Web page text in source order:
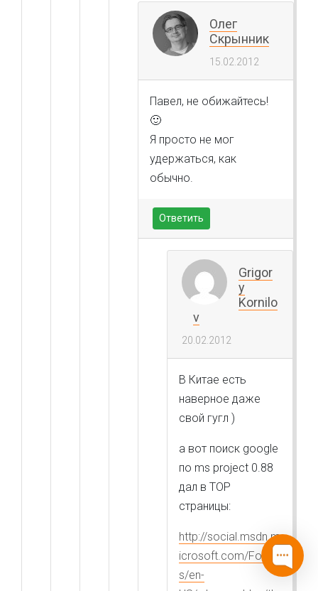
Олег
Скрынник
15.02.2012
Павел, не обижайтесь!
🙂
Я просто не мог
удержаться, как
обычно.
Ответить
Grigor
y
Kornilo
v
20.02.2012
В Китае есть
наверное даже
свой гугл )
а вот поиск google
по ms project 0.88
дал в TOP
страницы:
http://social.msdn.m
icrosoft.com/Forum
s/en-